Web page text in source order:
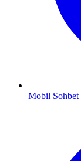
Mobil Sohbet